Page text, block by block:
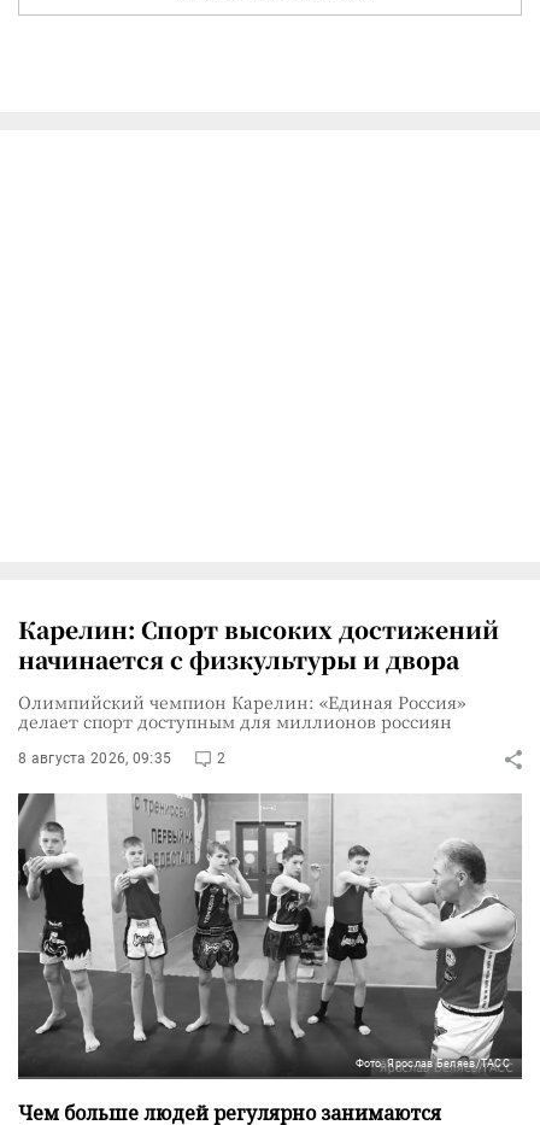
Карелин: Спорт высоких достижений
начинается с физкультуры и двора
Олимпийский чемпион Карелин: «Единая Россия»
делает спорт доступным для миллионов россиян
8 августа 2026, 09:35 2
Фото: Ярослав Беляев/ТАСС
Чем больше людей регулярно занимаются